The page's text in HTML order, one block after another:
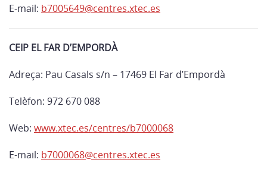
E-mail: b7005649@centres.xtec.es
CEIP EL FAR D’EMPORDÀ
Adreça: Pau Casals s/n – 17469 El Far d’Empordà
Telèfon: 972 670 088
Web: www.xtec.es/centres/b7000068
E-mail: b7000068@centres.xtec.es